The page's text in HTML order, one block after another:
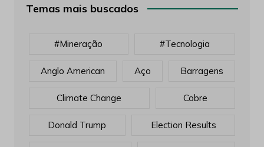
Temas mais buscados
#mineração #tecnologia
Anglo American Aço Barragens
Climate Change Cobre
Donald Trump Election Results